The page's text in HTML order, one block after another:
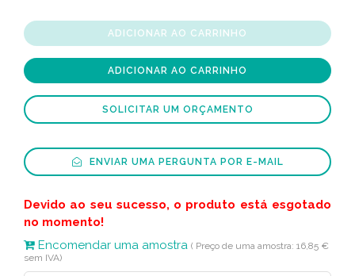
ADICIONAR AO CARRINHO
ADICIONAR AO CARRINHO
SOLICITAR UM ORÇAMENTO
ENVIAR UMA PERGUNTA POR E-MAIL
Devido ao seu sucesso, o produto está esgotado
no momento!
Encomendar uma amostra ( Preço de uma amostra: 16,85 €
sem IVA)